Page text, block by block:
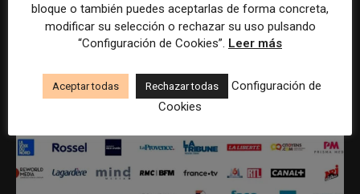
bloque o también puedes aceptarlas de forma concreta,
modificar su selección o rechazar su uso pulsando
“Configuración de Cookies”. Leer más
Aceptar todas Rechazar todas
Configuración de
Cookies